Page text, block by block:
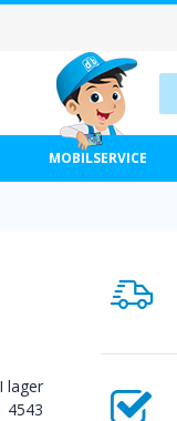
MOBILSERVICE
I lager
4543